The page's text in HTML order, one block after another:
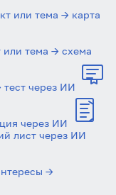
или тема → карта
или тема → схема
тест через ИИ
через ИИ
лист через ИИ
→